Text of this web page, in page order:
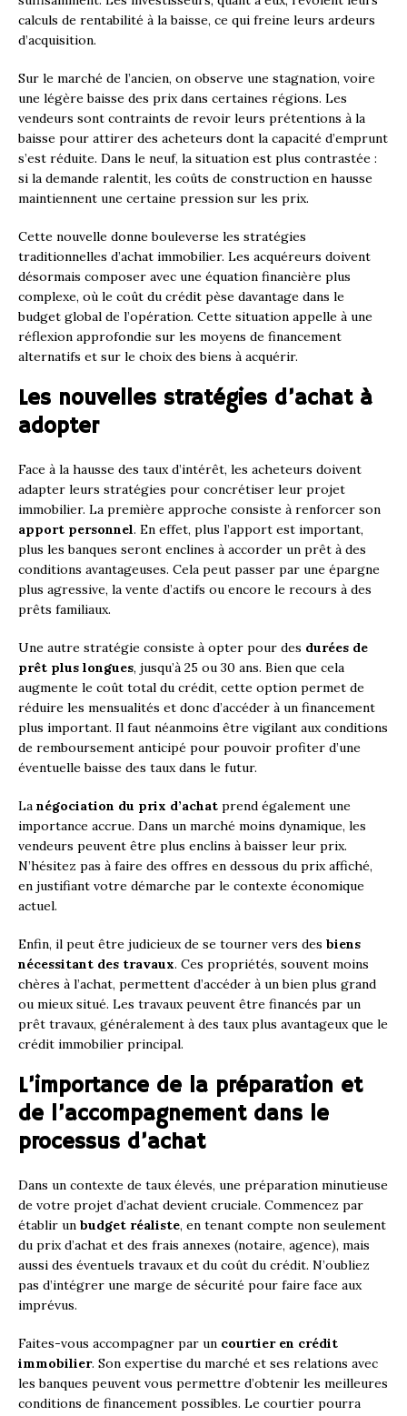
calculs de rentabilité à la baisse, ce qui freine leurs ardeurs
d’acquisition.
Sur le marché de l’ancien, on observe une stagnation, voire
une légère baisse des prix dans certaines régions. Les
vendeurs sont contraints de revoir leurs prétentions à la
baisse pour attirer des acheteurs dont la capacité d’emprunt
s’est réduite. Dans le neuf, la situation est plus contrastée :
si la demande ralentit, les coûts de construction en hausse
maintiennent une certaine pression sur les prix.
Cette nouvelle donne bouleverse les stratégies
traditionnelles d’achat immobilier. Les acquéreurs doivent
désormais composer avec une équation financière plus
complexe, où le coût du crédit pèse davantage dans le
budget global de l’opération. Cette situation appelle à une
réflexion approfondie sur les moyens de financement
alternatifs et sur le choix des biens à acquérir.
Les nouvelles stratégies d’achat à
adopter
Face à la hausse des taux d’intérêt, les acheteurs doivent
adapter leurs stratégies pour concrétiser leur projet
immobilier. La première approche consiste à renforcer son
apport personnel. En effet, plus l’apport est important,
plus les banques seront enclines à accorder un prêt à des
conditions avantageuses. Cela peut passer par une épargne
plus agressive, la vente d’actifs ou encore le recours à des
prêts familiaux.
Une autre stratégie consiste à opter pour des durées de
prêt plus longues, jusqu’à 25 ou 30 ans. Bien que cela
augmente le coût total du crédit, cette option permet de
réduire les mensualités et donc d’accéder à un financement
plus important. Il faut néanmoins être vigilant aux conditions
de remboursement anticipé pour pouvoir profiter d’une
éventuelle baisse des taux dans le futur.
La négociation du prix d’achat prend également une
importance accrue. Dans un marché moins dynamique, les
vendeurs peuvent être plus enclins à baisser leur prix.
N’hésitez pas à faire des offres en dessous du prix affiché,
en justifiant votre démarche par le contexte économique
actuel.
Enfin, il peut être judicieux de se tourner vers des biens
nécessitant des travaux. Ces propriétés, souvent moins
chères à l’achat, permettent d’accéder à un bien plus grand
ou mieux situé. Les travaux peuvent être financés par un
prêt travaux, généralement à des taux plus avantageux que le
crédit immobilier principal.
L’importance de la préparation et
de l’accompagnement dans le
processus d’achat
Dans un contexte de taux élevés, une préparation minutieuse
de votre projet d’achat devient cruciale. Commencez par
établir un budget réaliste, en tenant compte non seulement
du prix d’achat et des frais annexes (notaire, agence), mais
aussi des éventuels travaux et du coût du crédit. N’oubliez
pas d’intégrer une marge de sécurité pour faire face aux
imprévus.
Faites-vous accompagner par un courtier en crédit
immobilier. Son expertise du marché et ses relations avec
les banques peuvent vous permettre d’obtenir les meilleures
conditions de financement possibles. Le courtier pourra